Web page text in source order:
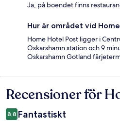
Ja, på boendet finns
Hur är området vid
Home Hotel Post ligger i
Oskarshamn station och 9
Oskarshamn Gotland
Recensioner
Recensioner för
8,8 Fantastiskt